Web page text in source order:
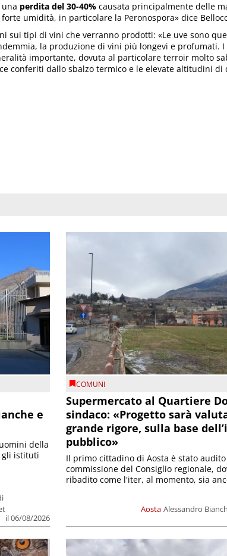
perdita del 30-40% causata principalmente delle
umidità, in particolare la Peronospora» dice
sui tipi di vini che verranno prodotti: «Le uve sono
la produzione di vini più longevi e profumati.
importante, dovuta al particolare terroir molto
conferiti dallo sbalzo termico e le elevate altitudini di
e
il 06/08/2026
della
gli istituti
COMUNI
Supermercato al Quartiere
sindaco: «Progetto sarà
grande rigore, sulla base
pubblico»
Aosta Alessandro
Il primo cittadino di Aosta è stato
commissione del Consiglio regionale,
ribadito come l'iter, al momento, sia